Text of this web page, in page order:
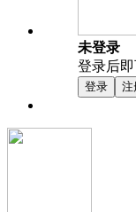
未登录
登录后
登录 注